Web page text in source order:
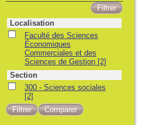
Localisation
Faculté des Sciences
Économiques
Commerciales et des
Sciences de Gestion [2]
Section
300 - Sciences sociales
[2]